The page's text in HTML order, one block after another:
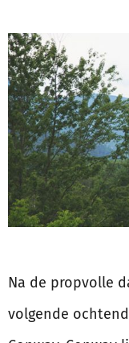
Na de propvolle
volgende